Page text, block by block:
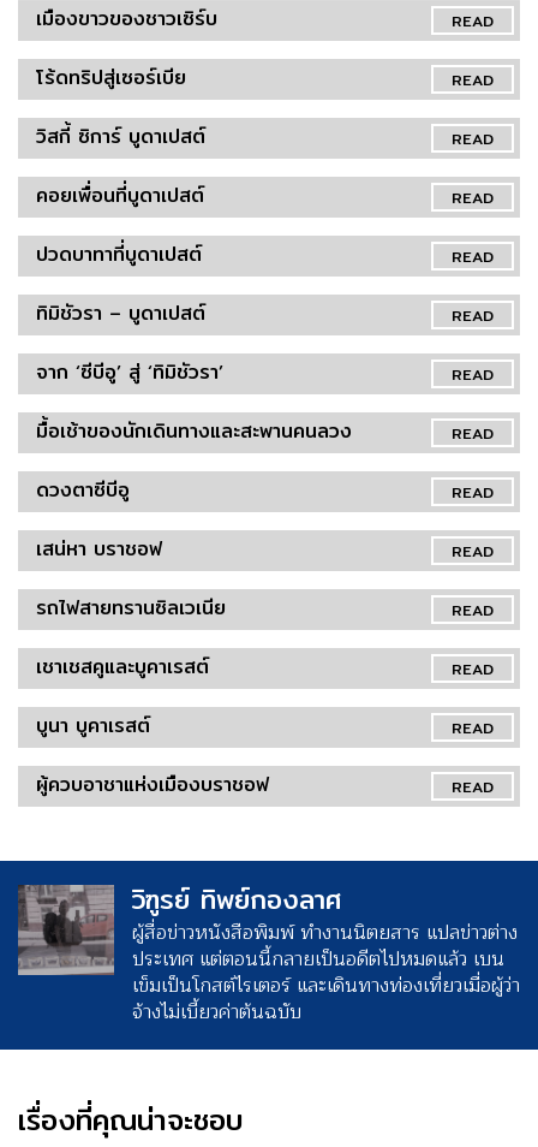
READ
เมืองขาวของชาวเซิร์บ
READ
โร้ดทริปสู่เซอร์เบีย
READ
วิสกี้ ซิการ์ บูดาเปสต์
READ
คอยเพื่อนที่บูดาเปสต์
READ
ปวดบาทาที่บูดาเปสต์
READ
ทิมิชัวรา – บูดาเปสต์
READ
จาก ‘ซีบีอู’ สู่ ‘ทิมิชัวรา’
READ
มื้อเช้าของนักเดินทางและสะพานคนลวง
READ
ดวงตาซีบีอู
READ
เสน่หา บราชอฟ
READ
รถไฟสายทรานซิลเวเนีย
READ
เชาเชสคูและบูคาเรสต์
READ
บูนา บูคาเรสต์
READ
ผู้ควบอาชาแห่งเมืองบราชอฟ
วิฑูรย์ ทิพย์กองลาศ
ผู้สื่อข่าวหนังสือพิมพ์ ทำงานนิตยสาร แปลข่าวต่าง
ประเทศ แต่ตอนนี้กลายเป็นอดีตไปหมดแล้ว เบน
เข็มเป็นโกสต์ไรเตอร์ และเดินทางท่องเที่ยวเมื่อผู้ว่า
จ้างไม่เบี้ยวค่าต้นฉบับ
เรื่องที่คุณน่าจะชอบ